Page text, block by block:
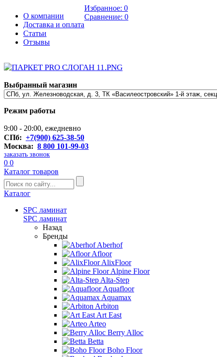
О компании
Доставка и оплата
Статьи
Отзывы
Избранное: 0
Сравнение: 0
Выбранный магазин
Режим работы
9:00 - 20:00, ежедневно
СПб: +7(900) 625-38-50
Москва: 8 800 101-99-03
заказать звонок
0 0
Каталог товаров
Каталог
SPC ламинат
SPC ламинат
Назад
Бренды
Aberhof
Afloor
AlixFloor
Alpine Floor
Alta-Step
Aquafloor
Aquamax
Arbiton
Art East
Arteo
Berry Alloc
Betta
Boho Floor